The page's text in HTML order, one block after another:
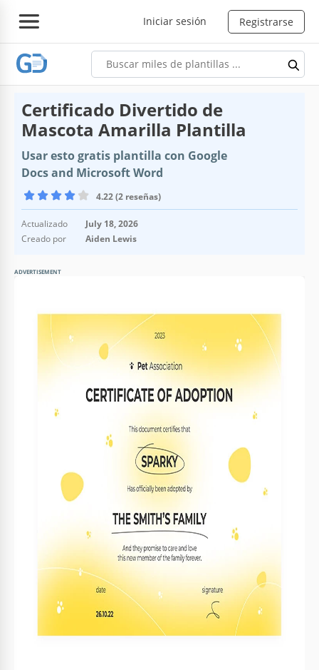
Iniciar sesión Registrarse
Certificado Divertido de
Mascota Amarilla Plantilla
Usar esto gratis plantilla con Google
Docs and Microsoft Word
4.22 (2 reseñas)
Actualizado
July 18, 2026
Creado por
Aiden Lewis
ADVERTISEMENT